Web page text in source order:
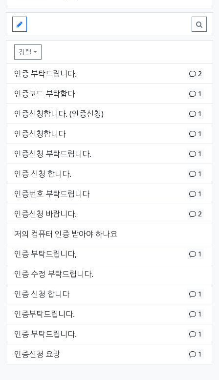
인증 센터 목록
정렬
인증 부탁드립니다. 댓글
2
개
인증코드 부탁함다
댓글1
개
인증신청합니다. (인증신청)
댓글1
개
인증신청합니다
댓글1
개
인증신청 부탁드립니다.
댓글1
개
인증 신청 합니다.
댓글1
개
인증번호 부탁드립니다
댓글1
개
인증신청 바랍니다.
댓글
2
개
저의 컴퓨터 인증 받아야 하나요
인증 부탁드립니다,
댓글1
개
인증 수정 부탁드립니다.
인증 신청 합니다
댓글1
개
인증부탁드립니다.
댓글1
개
인증 부탁드립니다.
댓글1
개
인증신청 요망
댓글1
개